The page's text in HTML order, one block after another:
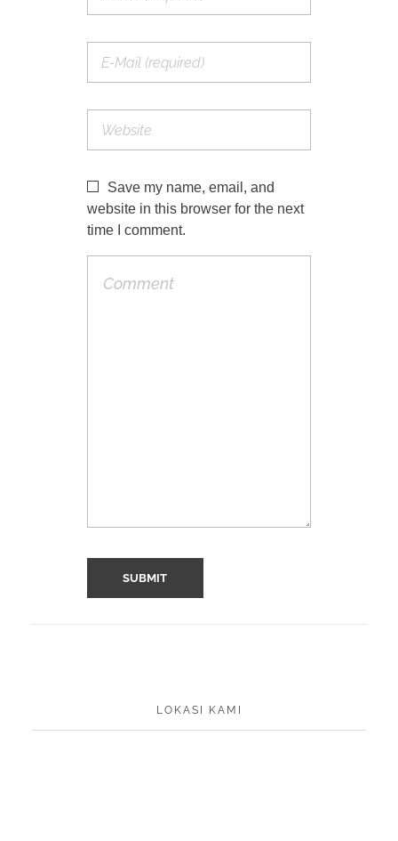
Save my name, email, and
website in this browser for the next
time I comment.
LOKASI KAMI